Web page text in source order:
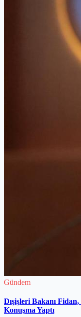
Gündem
Dışişleri Bakanı
Konuşma Yaptı